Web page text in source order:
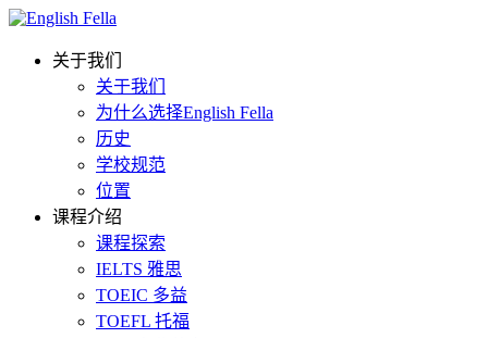
关于我们
关于我们
为什么选择English Fella
历史
学校规范
位置
课程介绍
课程探索
IELTS 雅思
TOEIC 多益
TOEFL 托福